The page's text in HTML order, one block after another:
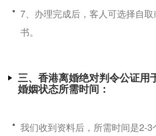
7、办理完成后，客人可选择自
书。
三、香港离婚绝对判令公证用
婚姻状态所需时间：
我们收到资料后，所需时间是2-3